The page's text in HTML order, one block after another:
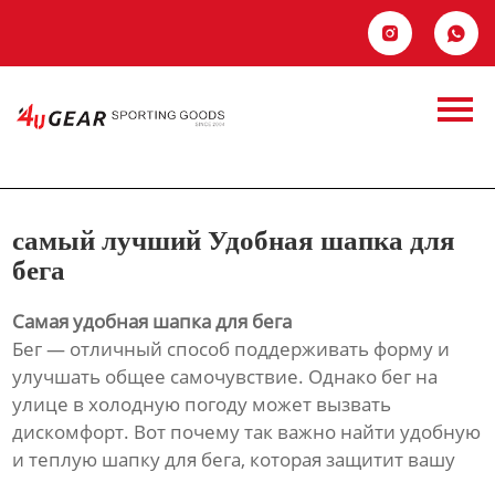
 
Контакты
самый лучший
Удобная шапка для
бега
самый лучший Удобная шапка для
бега
Самая удобная шапка для бега
Бег — отличный способ поддерживать форму и
улучшать общее самочувствие. Однако бег на
улице в холодную погоду может вызвать
дискомфорт. Вот почему так важно найти удобную
и теплую шапку для бега, которая защитит вашу